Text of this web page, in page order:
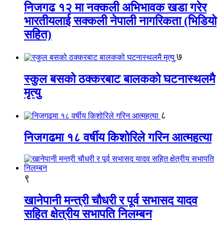
निजगढ १२ मा नक्कली अभिभावक खडा गरेर
भारतीयलाई सक्कली नेपाली नागरिकता (भिडियो
सहित)
७
स्कुल बसको ठक्करबाट बालकको घटनास्थलमै
मृत्यु
८
निजगढमा १८ वर्षीय किशोरिले गरिन आत्महत्या
९
खानेपानी मन्त्री चौधरी र पूर्व सभासद यादव
सहित क्षेत्रीय सभापति निलम्बन